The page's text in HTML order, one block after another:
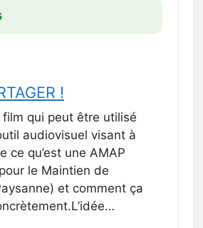
!
qui peut être utilisé
audiovisuel visant à
ce qu’est une AMAP
le Maintien de
et comment ça